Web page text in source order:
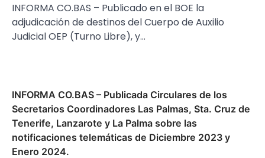
INFORMA CO.BAS – Publicado en el BOE la
adjudicación de destinos del Cuerpo de Auxilio
Judicial OEP (Turno Libre), y…
INFORMA CO.BAS – Publicada Circulares de los
Secretarios Coordinadores Las Palmas, Sta. Cruz de
Tenerife, Lanzarote y La Palma sobre las
notificaciones telemáticas de Diciembre 2023 y
Enero 2024.